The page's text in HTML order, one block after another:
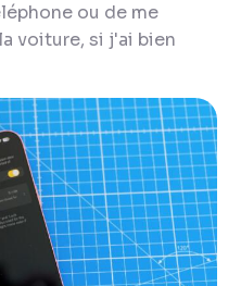
ou de me
voiture, si j'ai bien